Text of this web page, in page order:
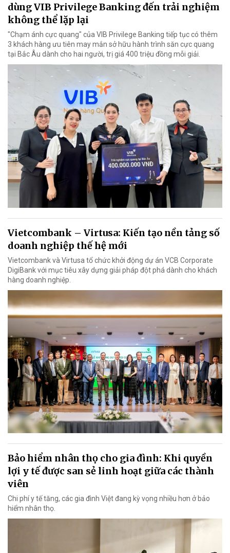
dùng VIB Privilege Banking đến trải nghiệm
không thể lặp lại
"Chạm ánh cực quang" của VIB Privilege Banking tiếp tục có thêm
3 khách hàng ưu tiên may mắn sở hữu hành trình săn cực quang
tại Bắc Âu dành cho hai người, trị giá 400 triệu đồng mỗi giải.
Vietcombank – Virtusa: Kiến tạo nền tảng số
doanh nghiệp thế hệ mới
Vietcombank và Virtusa tổ chức khởi động dự án VCB Corporate
DigiBank với mục tiêu xây dựng giải pháp đột phá dành cho khách
hàng doanh nghiệp.
Bảo hiểm nhân thọ cho gia đình: Khi quyền
lợi y tế được san sẻ linh hoạt giữa các thành
viên
Chi phí y tế tăng, các gia đình Việt đang kỳ vọng nhiều hơn ở bảo
hiểm nhân thọ.